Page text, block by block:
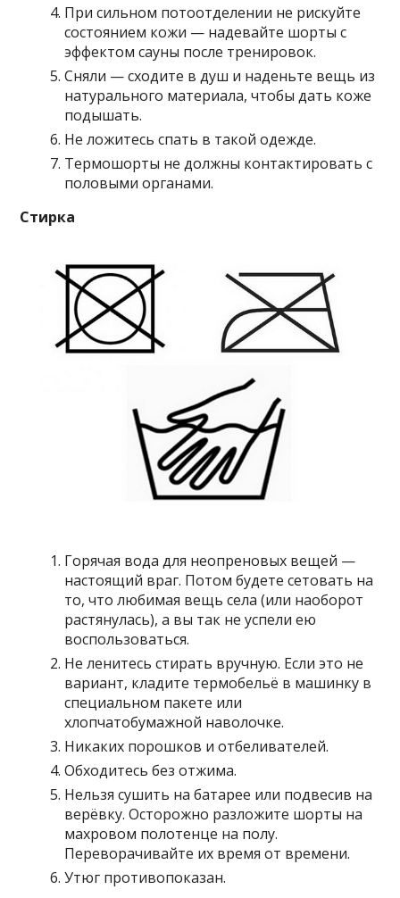
При сильном потоотделении не рискуйте
состоянием кожи — надевайте шорты с
эффектом сауны после тренировок.
Сняли — сходите в душ и наденьте вещь из
натурального материала, чтобы дать коже
подышать.
Не ложитесь спать в такой одежде.
Термошорты не должны контактировать с
половыми органами.
Стирка
Горячая вода для неопреновых вещей —
настоящий враг. Потом будете сетовать на
то, что любимая вещь села (или наоборот
растянулась), а вы так не успели ею
воспользоваться.
Не ленитесь стирать вручную. Если это не
вариант, кладите термобельё в машинку в
специальном пакете или
хлопчатобумажной наволочке.
Никаких порошков и отбеливателей.
Обходитесь без отжима.
Нельзя сушить на батарее или подвесив на
верёвку. Осторожно разложите шорты на
махровом полотенце на полу.
Переворачивайте их время от времени.
Утюг противопоказан.